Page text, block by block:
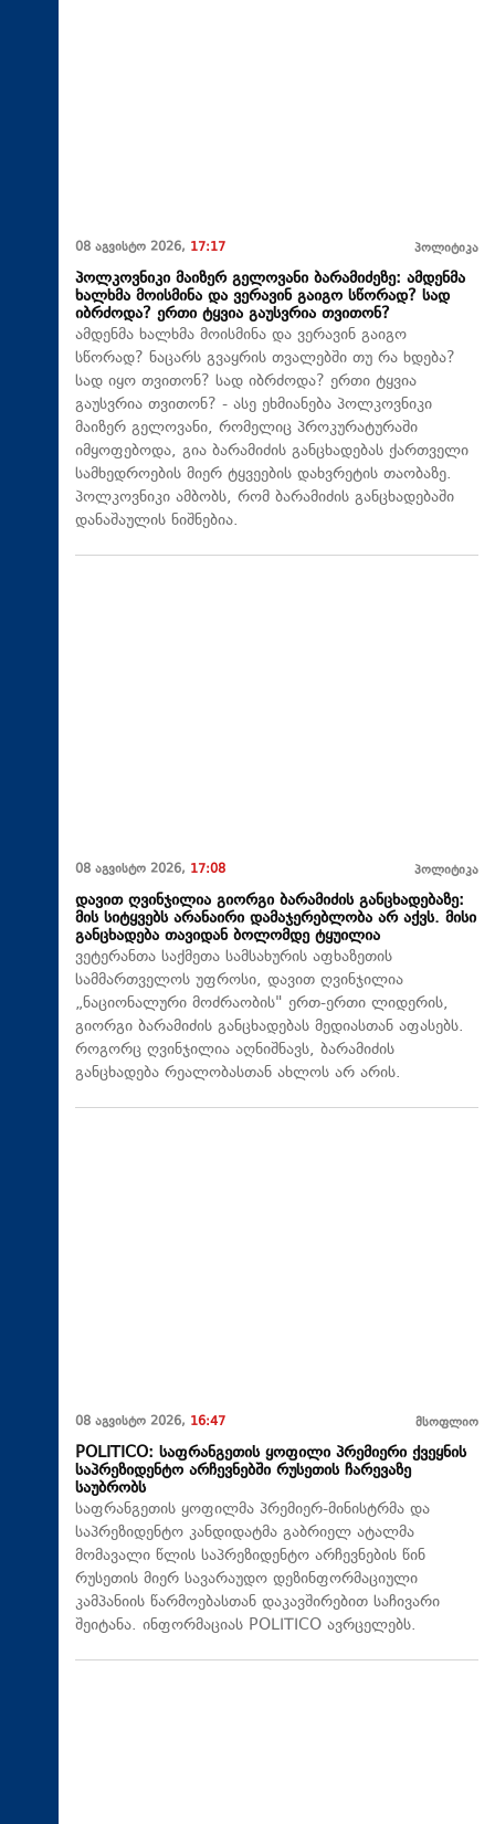
08 აგვისტო 2026, 17:17 პოლიტიკა
პოლკოვნიკი მაიზერ გელოვანი ბარამიძეზე: ამდენმა
ხალხმა მოისმინა და ვერავინ გაიგო სწორად? სად
იბრძოდა? ერთი ტყვია გაუსვრია თვითონ?
ამდენმა ხალხმა მოისმინა და ვერავინ გაიგო
სწორად? ნაცარს გვაყრის თვალებში თუ რა ხდება?
სად იყო თვითონ? სად იბრძოდა? ერთი ტყვია
გაუსვრია თვითონ? - ასე ეხმიანება პოლკოვნიკი
მაიზერ გელოვანი, რომელიც პროკურატურაში
იმყოფებოდა, გია ბარამიძის განცხადებას ქართველი
სამხედროების მიერ ტყვეების დახვრეტის თაობაზე.
პოლკოვნიკი ამბობს, რომ ბარამიძის განცხადებაში
დანაშაულის ნიშნებია.
08 აგვისტო 2026, 17:08 პოლიტიკა
დავით ღვინჯილია გიორგი ბარამიძის განცხადებაზე:
მის სიტყვებს არანაირი დამაჯერებლობა არ აქვს. მისი
განცხადება თავიდან ბოლომდე ტყუილია
ვეტერანთა საქმეთა სამსახურის აფხაზეთის
სამმართველოს უფროსი, დავით ღვინჯილია
„ნაციონალური მოძრაობის" ერთ-ერთი ლიდერის,
გიორგი ბარამიძის განცხადებას მედიასთან აფასებს.
როგორც ღვინჯილია აღნიშნავს, ბარამიძის
განცხადება რეალობასთან ახლოს არ არის.
08 აგვისტო 2026, 16:47 მსოფლიო
POLITICO: საფრანგეთის ყოფილი პრემიერი ქვეყნის
საპრეზიდენტო არჩევნებში რუსეთის ჩარევაზე
საუბრობს
საფრანგეთის ყოფილმა პრემიერ-მინისტრმა და
საპრეზიდენტო კანდიდატმა გაბრიელ ატალმა
მომავალი წლის საპრეზიდენტო არჩევნების წინ
რუსეთის მიერ სავარაუდო დეზინფორმაციული
კამპანიის წარმოებასთან დაკავშირებით საჩივარი
შეიტანა. ინფორმაციას POLITICO ავრცელებს.